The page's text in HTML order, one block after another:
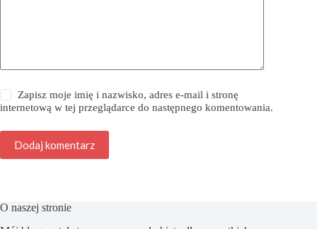
Zapisz moje imię i nazwisko, adres e-mail i stronę
internetową w tej przeglądarce do następnego komentowania.
Dodaj komentarz
O naszej stronie